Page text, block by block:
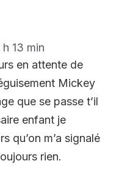
13 min
en attente de
Mickey
que se passe t’il
enfant je
qu’on m’a signalé
rien.